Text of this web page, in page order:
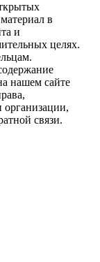
в
и
целях.
нашем сайте
связи.